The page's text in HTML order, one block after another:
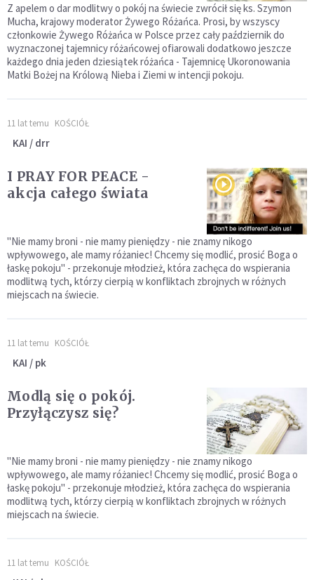
Z apelem o dar modlitwy o pokój na świecie zwrócił się ks. Szymon
Mucha, krajowy moderator Żywego Różańca. Prosi, by wszyscy
członkowie Żywego Różańca w Polsce przez cały październik do
wyznaczonej tajemnicy różańcowej ofiarowali dodatkowo jeszcze
każdego dnia jeden dziesiątek różańca - Tajemnicę Ukoronowania
Matki Bożej na Królową Nieba i Ziemi w intencji pokoju.
11 lat temu KOŚCIÓŁ
KAI / drr
I PRAY FOR PEACE -
akcja całego świata
"Nie mamy broni - nie mamy pieniędzy - nie znamy nikogo
wpływowego, ale mamy różaniec! Chcemy się modlić, prosić Boga o
łaskę pokoju" - przekonuje młodzież, która zachęca do wspierania
modlitwą tych, którzy cierpią w konfliktach zbrojnych w różnych
miejscach na świecie.
11 lat temu KOŚCIÓŁ
KAI / pk
Modlą się o pokój.
Przyłączysz się?
"Nie mamy broni - nie mamy pieniędzy - nie znamy nikogo
wpływowego, ale mamy różaniec! Chcemy się modlić, prosić Boga o
łaskę pokoju" - przekonuje młodzież, która zachęca do wspierania
modlitwą tych, którzy cierpią w konfliktach zbrojnych w różnych
miejscach na świecie.
11 lat temu KOŚCIÓŁ